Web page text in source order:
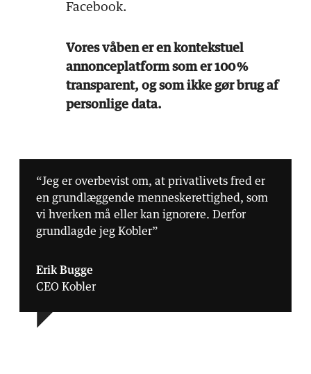
Facebook.
Vores våben er en kontekstuel
annonceplatform som er 100 %
transparent, og som ikke gør brug af
personlige data.
“Jeg er overbevist om, at privatlivets fred er
en grundlæggende menneskerettighed, som
vi hverken må eller kan ignorere. Derfor
grundlagde jeg Kobler”
Erik Bugge
CEO Kobler